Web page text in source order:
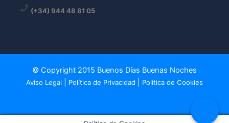
(+34) 944 48 81 05
© Copyright 2015 Buenos Días Buenas Noches
Aviso Legal Política de Privacidad Política de Cookies